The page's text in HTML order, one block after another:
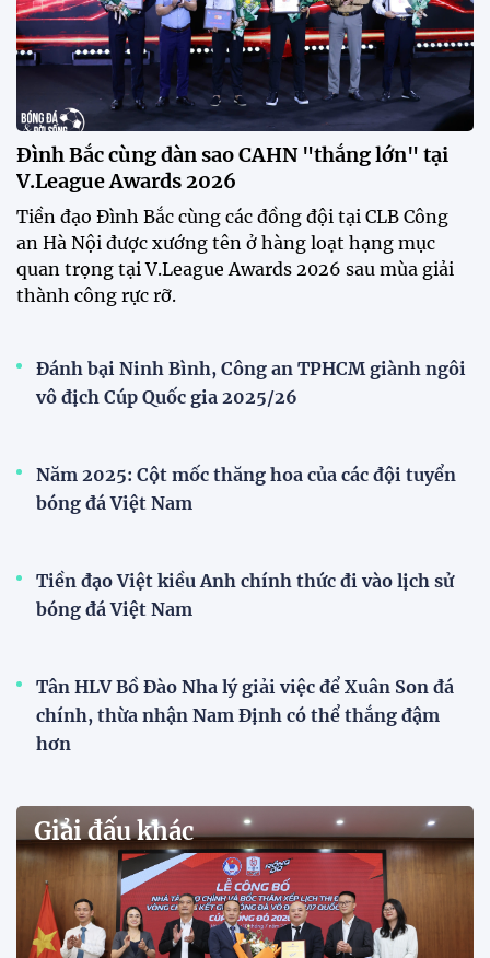
Đình Bắc cùng dàn sao CAHN "thắng lớn" tại
V.League Awards 2026
Festival bóng đá nữ trẻ 2026 lan tỏa đam mê tại
Đồng Tháp
Bóng đá Việt Nam nhận giải thưởng đặc biệt từ
AFC
Bóng đá nữ Việt Nam đón cú hích lớn trước mùa
giải 2026
Đội tuyển trẻ
VCK U21 Quốc gia – Cúp FPT Play 2026: Hứa
Quy tụ 12 đội bóng trẻ hàng đầu cả nước, VCK U21
Quốc gia – Cúp FPT Play 2026 hứa hẹn tạo nên cuộc
đua sôi động, đồng thời là bệ phóng cho những
gương mặt triển vọng của bóng đá Việt Nam.